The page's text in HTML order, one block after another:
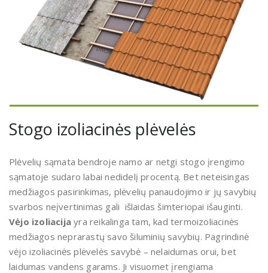
Stogo izoliacinės plėvelės
Plėvelių sąmata bendroje namo ar netgi stogo įrengimo
sąmatoje sudaro labai nedidelį procentą. Bet neteisingas
medžiagos pasirinkimas, plėvelių panaudojimo ir jų savybių
svarbos neįvertinimas gali išlaidas šimteriopai išauginti.
Vėjo izoliacija yra reikalinga tam, kad termoizoliacinės
medžiagos neprarastų savo šiluminių savybių. Pagrindinė
vėjo izoliacinės plėvelės savybė – nelaidumas orui, bet
laidumas vandens garams. Ji visuomet įrengiama